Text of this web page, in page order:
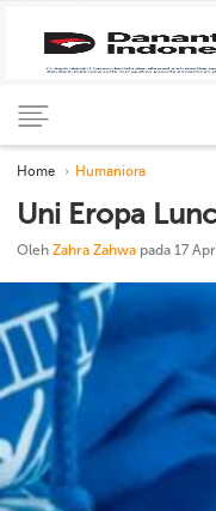
Home Humaniora
Uni Eropa
Oleh Zahra Zahwa pada 17